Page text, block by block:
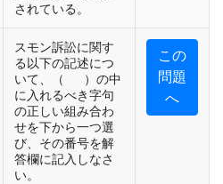
されている。
スモン訴訟に関す
る以下の記述につ
いて、（ ）の中
に入れるべき字句
の正しい組み合わ
せを下から一つ選
び、その番号を解
答欄に記入しなさ
い。
この
問題
へ